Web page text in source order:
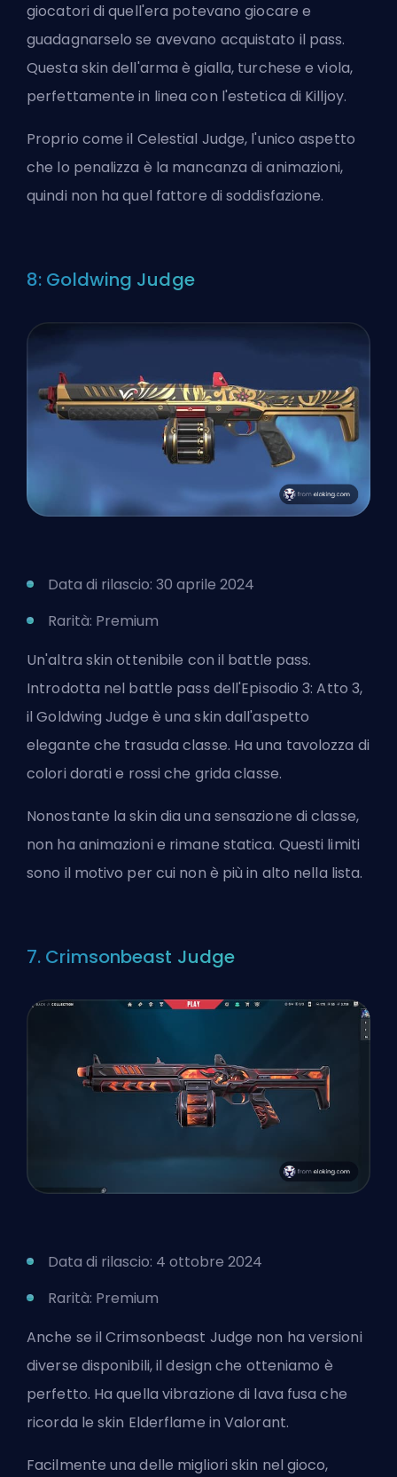
giocatori di quell'era potevano giocare e
guadagnarselo se avevano acquistato il pass.
Questa skin dell'arma è gialla, turchese e viola,
perfettamente in linea con l'estetica di Killjoy.
Proprio come il Celestial Judge, l'unico aspetto
che lo penalizza è la mancanza di animazioni,
quindi non ha quel fattore di soddisfazione.
8: Goldwing Judge
Data di rilascio: 30 aprile 2024
Rarità: Premium
Un'altra skin ottenibile con il battle pass.
Introdotta nel battle pass dell'Episodio 3: Atto 3,
il Goldwing Judge è una skin dall'aspetto
elegante che trasuda classe. Ha una tavolozza di
colori dorati e rossi che grida classe.
Nonostante la skin dia una sensazione di classe,
non ha animazioni e rimane statica. Questi limiti
sono il motivo per cui non è più in alto nella lista.
7. Crimsonbeast Judge
Data di rilascio: 4 ottobre 2024
Rarità: Premium
Anche se il Crimsonbeast Judge non ha versioni
diverse disponibili, il design che otteniamo è
perfetto. Ha quella vibrazione di lava fusa che
ricorda le skin Elderflame in Valorant.
Facilmente una delle migliori skin nel gioco,